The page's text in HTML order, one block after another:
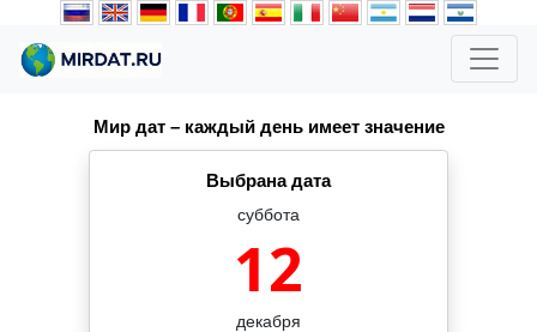
Мир дат – каждый день имеет значение
Выбрана дата
суббота
12
декабря